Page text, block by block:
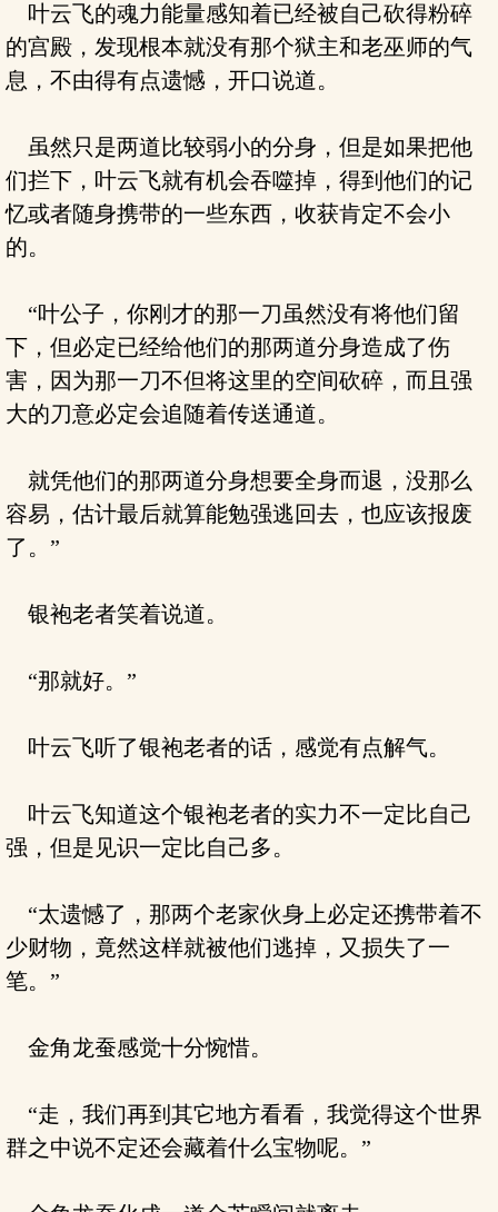
叶云飞的魂力能量感知着已经被自己砍得粉碎
的宫殿，发现根本就没有那个狱主和老巫师的气
息，不由得有点遗憾，开口说道。
虽然只是两道比较弱小的分身，但是如果把他
们拦下，叶云飞就有机会吞噬掉，得到他们的记
忆或者随身携带的一些东西，收获肯定不会小
的。
“叶公子，你刚才的那一刀虽然没有将他们留
下，但必定已经给他们的那两道分身造成了伤
害，因为那一刀不但将这里的空间砍碎，而且强
大的刀意必定会追随着传送通道。
就凭他们的那两道分身想要全身而退，没那么
容易，估计最后就算能勉强逃回去，也应该报废
了。”
银袍老者笑着说道。
“那就好。”
叶云飞听了银袍老者的话，感觉有点解气。
叶云飞知道这个银袍老者的实力不一定比自己
强，但是见识一定比自己多。
“太遗憾了，那两个老家伙身上必定还携带着不
少财物，竟然这样就被他们逃掉，又损失了一
笔。”
金角龙蚕感觉十分惋惜。
“走，我们再到其它地方看看，我觉得这个世界
群之中说不定还会藏着什么宝物呢。”